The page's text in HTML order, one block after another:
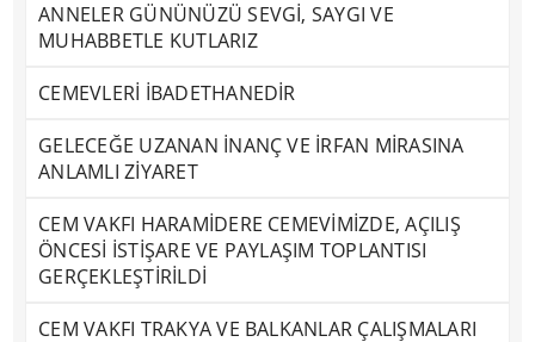
ANNELER GÜNÜNÜZÜ SEVGİ, SAYGI VE
MUHABBETLE KUTLARIZ
CEMEVLERİ İBADETHANEDİR
GELECEĞE UZANAN İNANÇ VE İRFAN MİRASINA
ANLAMLI ZİYARET
CEM VAKFI HARAMİDERE CEMEVİMİZDE, AÇILIŞ
ÖNCESİ İSTİŞARE VE PAYLAŞIM TOPLANTISI
GERÇEKLEŞTİRİLDİ
CEM VAKFI TRAKYA VE BALKANLAR ÇALIŞMALARI